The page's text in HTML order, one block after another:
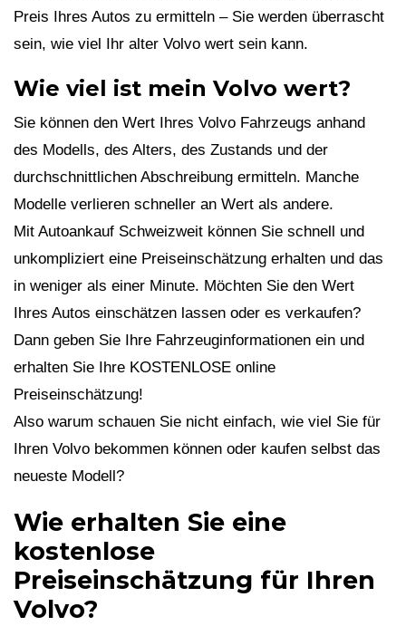
Preis Ihres Autos zu ermitteln – Sie werden überrascht
sein, wie viel Ihr alter Volvo wert sein kann.
Wie viel ist mein Volvo wert?
Sie können den Wert Ihres Volvo Fahrzeugs anhand
des Modells, des Alters, des Zustands und der
durchschnittlichen Abschreibung ermitteln. Manche
Modelle verlieren schneller an Wert als andere.
Mit Autoankauf Schweizweit können Sie schnell und
unkompliziert eine Preiseinschätzung erhalten und das
in weniger als einer Minute. Möchten Sie den Wert
Ihres Autos einschätzen lassen oder es verkaufen?
Dann geben Sie Ihre Fahrzeuginformationen ein und
erhalten Sie Ihre KOSTENLOSE online
Preiseinschätzung!
Also warum schauen Sie nicht einfach, wie viel Sie für
Ihren Volvo bekommen können oder kaufen selbst das
neueste Modell?
Wie erhalten Sie eine
kostenlose
Preiseinschätzung für Ihren
Volvo?